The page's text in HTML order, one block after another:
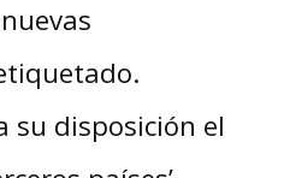
su disposición el